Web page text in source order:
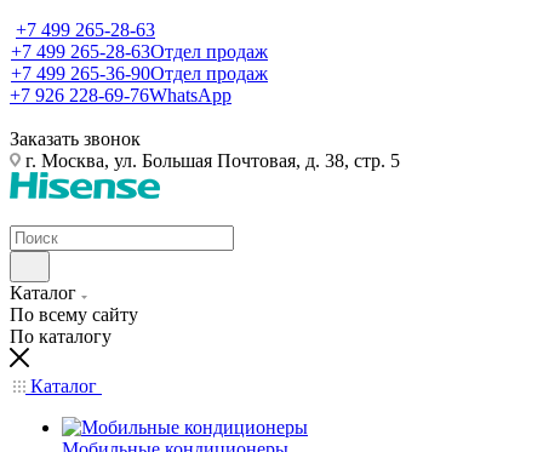
+7 499 265-28-63
+7 499 265-28-63Отдел продаж
+7 499 265-36-90Отдел продаж
+7 926 228-69-76WhatsApp
Заказать звонок
г. Москва, ул. Большая Почтовая, д. 38, стр. 5
Каталог
По всему сайту
По каталогу
Каталог